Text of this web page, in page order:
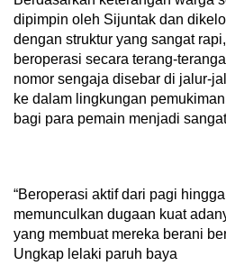
dipimpin oleh Sijuntak dan
dengan struktur yang sangat
beroperasi secara terang-
nomor sengaja disebar di jalur-
ke dalam lingkungan
bagi para pemain menjadi
“Beroperasi aktif dari pagi
memunculkan dugaan kuat
yang membuat mereka berani
Ungkap lelaki paruh baya